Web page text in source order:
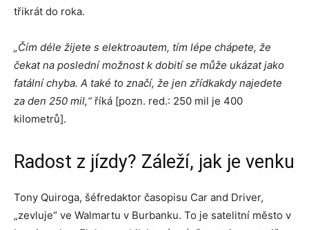
třikrát do roka.
„Čím déle žijete s elektroautem, tím lépe chápete, že
čekat na poslední možnost k dobití se může ukázat jako
fatální chyba. A také to značí, že jen zřídkakdy najedete
za den 250 mil,“říká [pozn. red.: 250 mil je 400
kilometrů].
Radost z jízdy? Záleží, jak je venku
Tony Quiroga, šéfredaktor časopisu Car and Driver,
„zevluje“ ve Walmartu v Burbanku. To je satelitní město v